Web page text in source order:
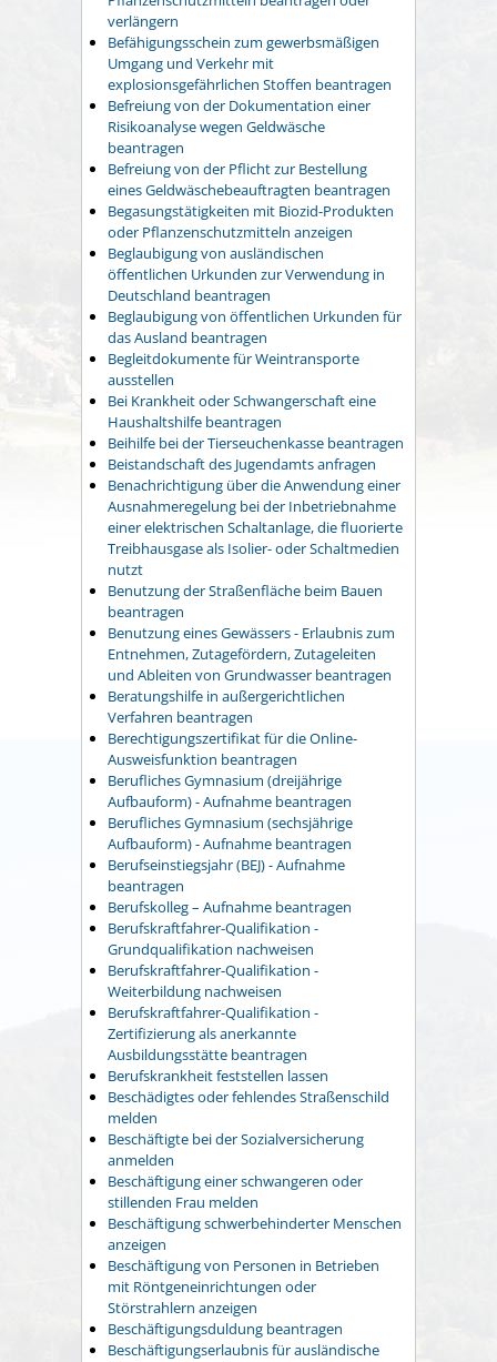
verlängern
Befähigungsschein zum gewerbsmäßigen
Umgang und Verkehr mit
explosionsgefährlichen Stoffen beantragen
Befreiung von der Dokumentation einer
Risikoanalyse wegen Geldwäsche
beantragen
Befreiung von der Pflicht zur Bestellung
eines Geldwäschebeauftragten beantragen
Begasungstätigkeiten mit Biozid-Produkten
oder Pflanzenschutzmitteln anzeigen
Beglaubigung von ausländischen
öffentlichen Urkunden zur Verwendung in
Deutschland beantragen
Beglaubigung von öffentlichen Urkunden für
das Ausland beantragen
Begleitdokumente für Weintransporte
ausstellen
Bei Krankheit oder Schwangerschaft eine
Haushaltshilfe beantragen
Beihilfe bei der Tierseuchenkasse beantragen
Beistandschaft des Jugendamts anfragen
Benachrichtigung über die Anwendung einer
Ausnahmeregelung bei der Inbetriebnahme
einer elektrischen Schaltanlage, die fluorierte
Treibhausgase als Isolier- oder Schaltmedien
nutzt
Benutzung der Straßenfläche beim Bauen
beantragen
Benutzung eines Gewässers - Erlaubnis zum
Entnehmen, Zutagefördern, Zutageleiten
und Ableiten von Grundwasser beantragen
Beratungshilfe in außergerichtlichen
Verfahren beantragen
Berechtigungszertifikat für die Online-
Ausweisfunktion beantragen
Berufliches Gymnasium (dreijährige
Aufbauform) - Aufnahme beantragen
Berufliches Gymnasium (sechsjährige
Aufbauform) - Aufnahme beantragen
Berufseinstiegsjahr (BEJ) - Aufnahme
beantragen
Berufskolleg – Aufnahme beantragen
Berufskraftfahrer-Qualifikation -
Grundqualifikation nachweisen
Berufskraftfahrer-Qualifikation -
Weiterbildung nachweisen
Berufskraftfahrer-Qualifikation -
Zertifizierung als anerkannte
Ausbildungsstätte beantragen
Berufskrankheit feststellen lassen
Beschädigtes oder fehlendes Straßenschild
melden
Beschäftigte bei der Sozialversicherung
anmelden
Beschäftigung einer schwangeren oder
stillenden Frau melden
Beschäftigung schwerbehinderter Menschen
anzeigen
Beschäftigung von Personen in Betrieben
mit Röntgeneinrichtungen oder
Störstrahlern anzeigen
Beschäftigungsduldung beantragen
Beschäftigungserlaubnis für ausländische